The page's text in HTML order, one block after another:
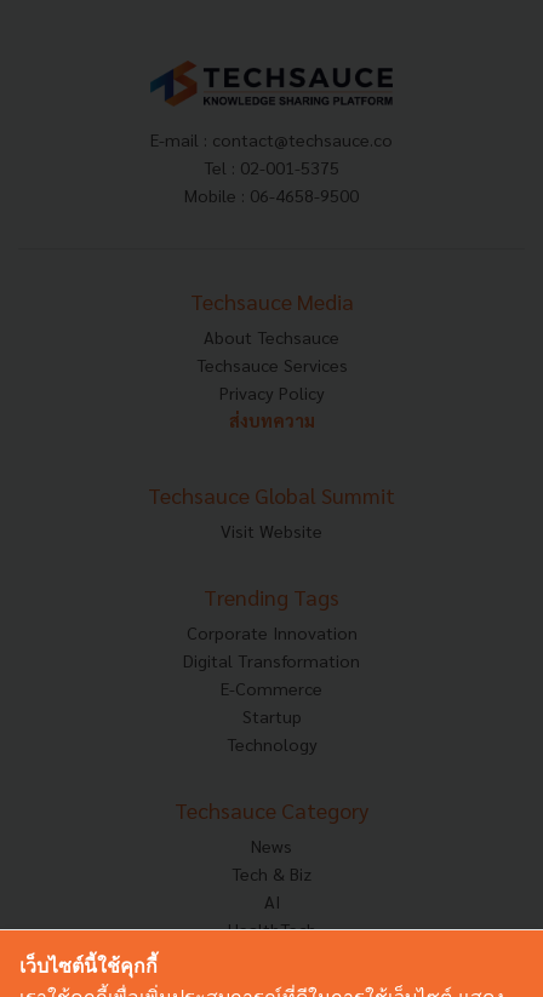
E-mail : contact@techsauce.co
Tel : 02-001-5375
Mobile : 06-4658-9500
Techsauce Media
About Techsauce
Techsauce Services
Privacy Policy
ส่งบทความ
Techsauce Global Summit
Visit Website
Trending Tags
Corporate Innovation
Digital Transformation
E-Commerce
Startup
Technology
Techsauce Category
News
Tech & Biz
AI
HealthTech
Corp Innov
เว็บไซต์นี้ใช้คุกกี้